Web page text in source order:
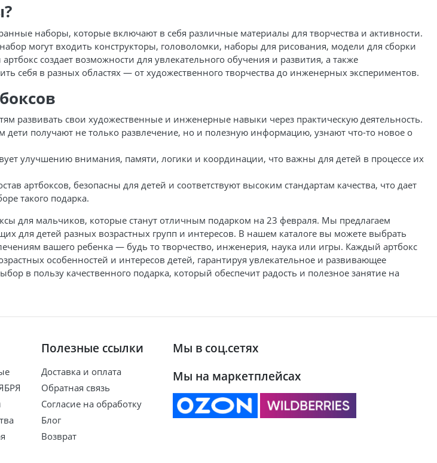
наборы, которые включают в себя различные материалы для творчества и активности.
могут входить конструкторы, головоломки, наборы для рисования, модели для сборки
создает возможности для увлекательного обучения и развития, а также
себя в разных областях — от художественного творчества до инженерных экспериментов.
развивать свои художественные и инженерные навыки через практическую деятельность.
дети получают не только развлечение, но и полезную информацию, узнают что-то новое о
улучшению внимания, памяти, логики и координации, что важны для детей в процессе их
артбоксов, безопасны для детей и соответствуют высоким стандартам качества, что дает
такого подарка.
для мальчиков, которые станут отличным подарком на 23 февраля. Мы предлагаем
для детей разных возрастных групп и интересов. В нашем каталоге вы можете выбрать
вашего ребенка — будь то творчество, инженерия, наука или игры. Каждый артбокс
особенностей и интересов детей, гарантируя увлекательное и развивающее
в пользу качественного подарка, который обеспечит радость и полезное занятие на
Полезные ссылки
Доставка и оплата
Обратная связь
Согласие на обработку
Блог
Возврат
Мы в соц.сетях
Мы на маркетплейсах